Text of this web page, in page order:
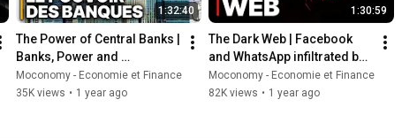
1:32:40
The Power of Central Banks |
Banks, Power and
Manipulation
Moconomy - Economie et Finance
35K views • 1 year ago
1:30:59
The Dark Web | Facebook
and WhatsApp infiltrated by
the shadows
Moconomy - Economie et Finance
82K views • 1 year ago